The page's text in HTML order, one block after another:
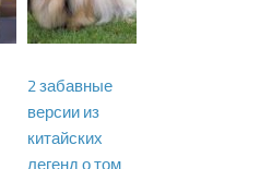
2 забавные
версии из
китайских
легенд о том,